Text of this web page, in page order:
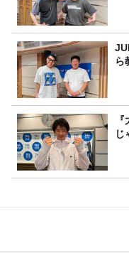
JUNK バナナマ
ら
じ